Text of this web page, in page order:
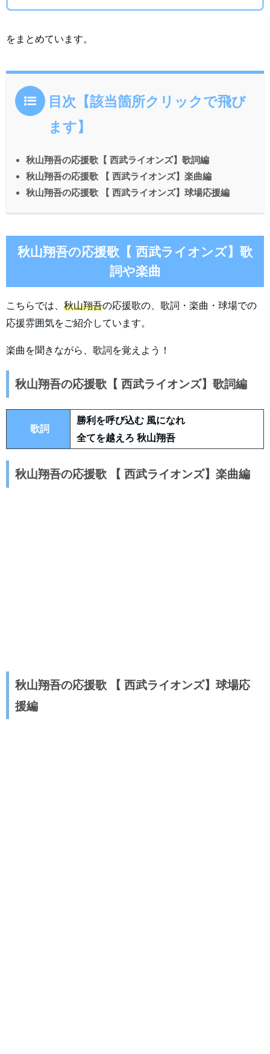
をまとめています。
目次【該当箇所クリックで飛び
ます】
秋山翔吾の応援歌【 西武ライオンズ】歌詞編
秋山翔吾の応援歌 【 西武ライオンズ】楽曲編
秋山翔吾の応援歌 【 西武ライオンズ】球場応援編
秋山翔吾の応援歌【 西武ライオンズ】歌
詞や楽曲
こちらでは、 秋山翔吾の応援歌の、歌詞・楽曲・球場での
応援雰囲気をご紹介しています。
楽曲を聞きながら、歌詞を覚えよう！
秋山翔吾の応援歌【 西武ライオンズ】歌詞編
歌詞
勝利を呼び込む 風になれ
全てを越えろ 秋山翔吾
秋山翔吾の応援歌 【 西武ライオンズ】楽曲編
秋山翔吾の応援歌 【 西武ライオンズ】球場応
援編